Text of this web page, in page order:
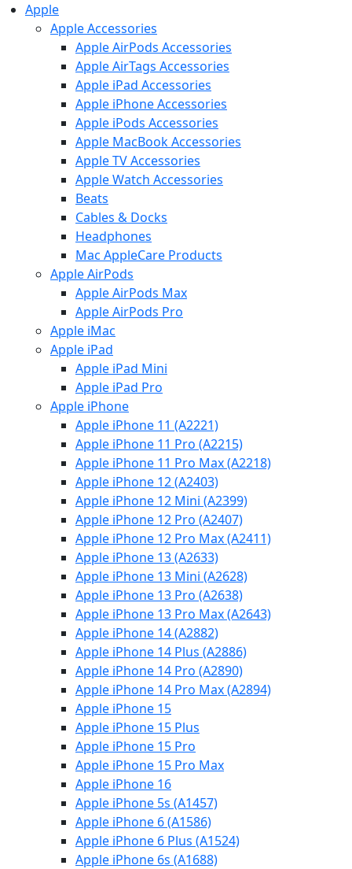
Apple
Apple Accessories
Apple AirPods Accessories
Apple AirTags Accessories
Apple iPad Accessories
Apple iPhone Accessories
Apple iPods Accessories
Apple MacBook Accessories
Apple TV Accessories
Apple Watch Accessories
Beats
Cables & Docks
Headphones
Mac AppleCare Products
Apple AirPods
Apple AirPods Max
Apple AirPods Pro
Apple iMac
Apple iPad
Apple iPad Mini
Apple iPad Pro
Apple iPhone
Apple iPhone 11 (A2221)
Apple iPhone 11 Pro (A2215)
Apple iPhone 11 Pro Max (A2218)
Apple iPhone 12 (A2403)
Apple iPhone 12 Mini (A2399)
Apple iPhone 12 Pro (A2407)
Apple iPhone 12 Pro Max (A2411)
Apple iPhone 13 (A2633)
Apple iPhone 13 Mini (A2628)
Apple iPhone 13 Pro (A2638)
Apple iPhone 13 Pro Max (A2643)
Apple iPhone 14 (A2882)
Apple iPhone 14 Plus (A2886)
Apple iPhone 14 Pro (A2890)
Apple iPhone 14 Pro Max (A2894)
Apple iPhone 15
Apple iPhone 15 Plus
Apple iPhone 15 Pro
Apple iPhone 15 Pro Max
Apple iPhone 16
Apple iPhone 5s (A1457)
Apple iPhone 6 (A1586)
Apple iPhone 6 Plus (A1524)
Apple iPhone 6s (A1688)